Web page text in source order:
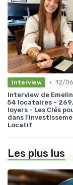
Interview • 12/
Interview de
54 locataires -
loyers - Les Clés
dans
Locatif
Les plus lus